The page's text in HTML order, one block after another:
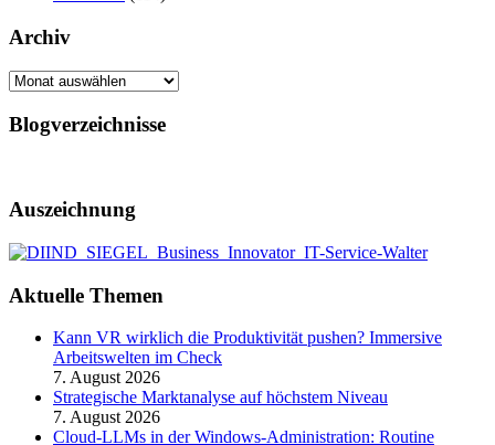
Archiv
Archiv
Blogverzeichnisse
Auszeichnung
Aktuelle Themen
Kann VR wirklich die Produktivität pushen? Immersive
Arbeitswelten im Check
7. August 2026
Strategische Marktanalyse auf höchstem Niveau
7. August 2026
Cloud-LLMs in der Windows-Administration: Routine